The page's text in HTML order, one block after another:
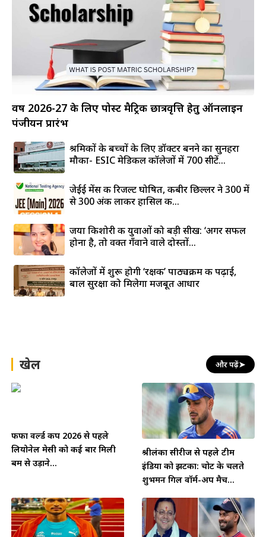
वर्ष 2026-27 के लिए पोस्ट मैट्रिक छात्रवृत्ति हेतु ऑनलाइन
पंजीयन प्रारंभ
श्रमिकों के बच्चों के लिए डॉक्टर बनने का सुनहरा
मौका- ESIC मेडिकल कॉलेजों में 700 सीटें...
जेईई मेंस की रिजल्ट घोषित, कबीर छिल्लर ने 300 में
से 300 अंक लाकर हासिल की...
जया किशोरी की युवाओं को बड़ी सीख: ‘अगर सफल
होना है, तो वक्त गँवाने वाले दोस्तों...
कॉलेजों में शुरू होगी ‘रक्षक’ पाठ्यक्रम की पढ़ाई,
बाल सुरक्षा को मिलेगा मजबूत आधार
खेल और पढ़ें➤
फीफा वर्ल्ड कप 2026 से पहले
लियोनेल मेसी को कई बार मिली
बम से उड़ाने...
श्रीलंका सीरीज से पहले टीम
इंडिया को झटका: चोट के चलते
शुभमन गिल वॉर्म-अप मैच...